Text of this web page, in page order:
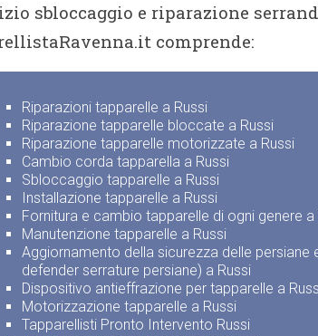
sbloccaggio e riparazione
comprende:
Riparazioni tapparelle a Russi
Riparazione tapparelle bloccate a Russi
Riparazione tapparelle motorizzate a Russi
Cambio corda tapparella a Russi
Sbloccaggio tapparelle a Russi
Installazione tapparelle a Russi
Fornitura e cambio tapparelle di ogni genere a
Manutenzione tapparelle a Russi
Aggiornamento della sicurezza delle
defender serrature persiane) a Russi
Dispositivo antieffrazione per tapparelle a
Motorizzazione tapparelle a Russi
Tapparellisti Pronto Intervento Russi